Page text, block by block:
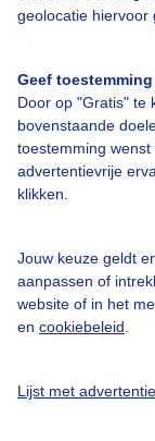
geolocatie hiervoor
Geef
Door op "Gratis" te
bovenstaande
toestemming
advertentievrije
klikken.
Jouw keuze geldt
aanpassen of
website of in het
en cookiebeleid
Lijst met
Veelgestelde
Contact
Buienradar
Privacy beleid
Privacy